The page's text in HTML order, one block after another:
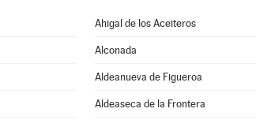
Ahigal de los Aceiteros
Alconada
Aldeanueva de Figueroa
Aldeaseca de la Frontera